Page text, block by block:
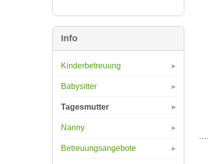
Info
Kinderbetreuung
Babysitter
Tagesmutter
Nanny
Betreuungsangebote